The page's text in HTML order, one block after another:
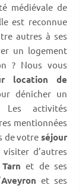
médiévale de
est reconnue
autres à ses
un logement
? Nous vous
location de
dénicher un
Les activités
mentionnées
de votre séjour
d’autres
Tarn et de ses
Aveyron et ses